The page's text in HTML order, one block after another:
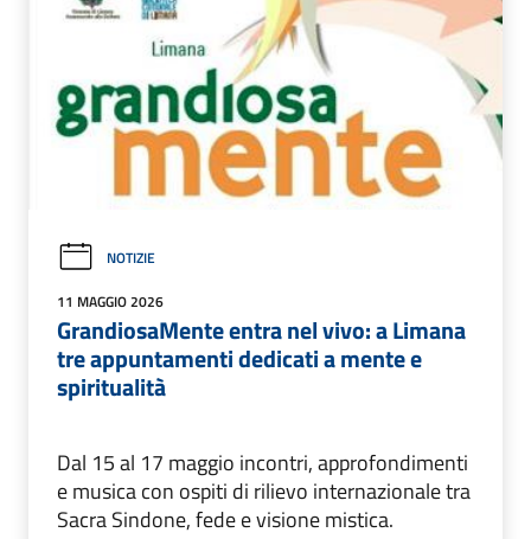
NOTIZIE
11 MAGGIO 2026
GrandiosaMente entra nel vivo: a Limana
tre appuntamenti dedicati a mente e
spiritualità
Dal 15 al 17 maggio incontri, approfondimenti
e musica con ospiti di rilievo internazionale tra
Sacra Sindone, fede e visione mistica.